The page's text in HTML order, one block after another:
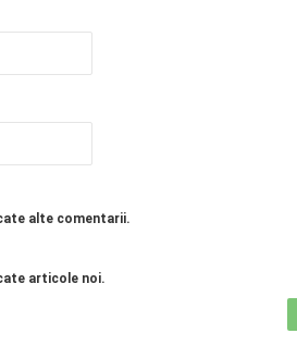
alte comentarii.
articole noi.